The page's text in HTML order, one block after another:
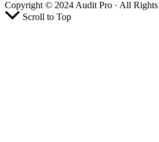
Copyright © 2024 Audit Pro · All Rights
Scroll to Top